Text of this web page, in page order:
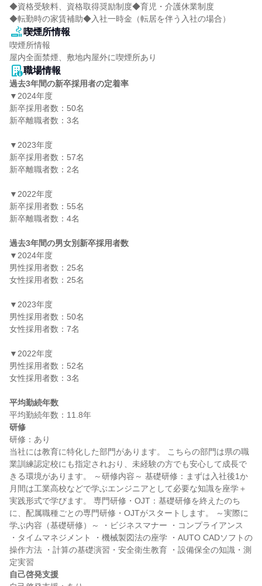
◆資格受験料、資格取得奨励制度◆育児・介護休業制度
◆転勤時の家賃補助◆入社一時金（転居を伴う入社の場合）
喫煙所情報
喫煙所情報
屋内全面禁煙、敷地内屋外に喫煙所あり
職場情報
過去3年間の新卒採用者の定着率
▼2024年度
新卒採用者数：50名
新卒離職者数：3名
▼2023年度
新卒採用者数：57名
新卒離職者数：2名
▼2022年度
新卒採用者数：55名
新卒離職者数：4名
過去3年間の男女別新卒採用者数
▼2024年度
男性採用者数：25名
女性採用者数：25名
▼2023年度
男性採用者数：50名
女性採用者数：7名
▼2022年度
男性採用者数：52名
女性採用者数：3名
平均勤続年数
研修
研修：あり
当社には教育に特化した部門があります。 こちらの部門は県の職
業訓練認定校にも指定されおり、未経験の方でも安心して成長で
きる環境があります。 ～研修内容～ 基礎研修：まずは入社後1か
月間は工業高校などで学ぶエンジニアとして必要な知識を座学＋
実践形式で学びます。 専門研修・OJT：基礎研修を終えたのち
に、配属職種ごとの専門研修・OJTがスタートします。 ～実際に
学ぶ内容（基礎研修）～ ・ビジネスマナー ・コンプライアンス
・タイムマネジメント ・機械製図法の座学 ・AUTO CADソフトの
操作方法 ・計算の基礎演習・安全衛生教育 ・設備保全の知識・測
自己啓発支援